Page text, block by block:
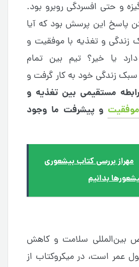
و حتی افسردگی روبرو بود.
پاسخ این پرسش بود که آیا
زندگی و تغذیه با موفقیت و
یا خیر؟ تیم بین تمام
سبک زندگی خود به کار گرفت و
مستقیمی بین تغذیه و
موفقیت و پیشرفت ما وجود
مهراز بررسی کتاب بیشعوری
بدانیم
بین‌المللی سلامت و کاهش
عمر است، در میکروکتاب از